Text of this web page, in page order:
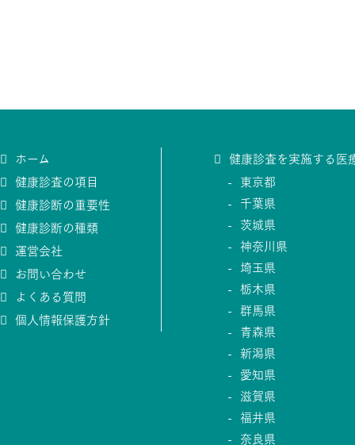
ホーム
健康診査の項目
健康診断の重要性
健康診断の種類
運営会社
お問い合わせ
よくある質問
個人情報保護方針
健康診査を実施する医
東京都
千葉県
茨城県
神奈川県
埼玉県
栃木県
群馬県
青森県
新潟県
愛知県
滋賀県
福井県
奈良県